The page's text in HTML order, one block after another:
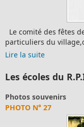
Le comité des fêtes
particuliers du
Lire la suite
Les écoles du
Photos souvenirs
PHOTO N° 27